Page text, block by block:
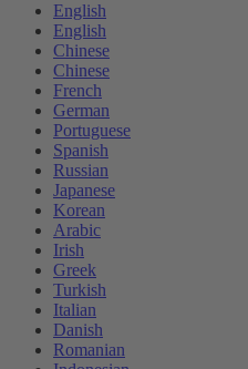
English
English
Chinese
Chinese
French
German
Portuguese
Spanish
Russian
Japanese
Korean
Arabic
Irish
Greek
Turkish
Italian
Danish
Romanian